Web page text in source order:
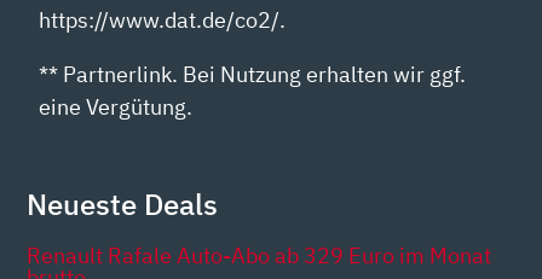
https://www.dat.de/co2/.
** Partnerlink. Bei Nutzung erhalten wir ggf.
eine Vergütung.
Neueste Deals
Renault Rafale Auto-Abo ab 329 Euro im Monat